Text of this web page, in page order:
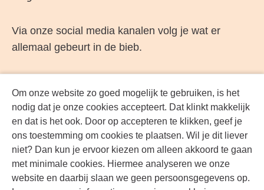
Om onze website zo goed mogelijk te gebruiken, is het
nodig dat je onze cookies accepteert. Dat klinkt makkelijk
en dat is het ook. Door op accepteren te klikken, geef je
ons toestemming om cookies te plaatsen. Wil je dit liever
niet? Dan kun je ervoor kiezen om alleen akkoord te gaan
met minimale cookies. Hiermee analyseren we onze
website en daarbij slaan we geen persoonsgegevens op.
Via onze social media kanalen volg je wat er
allemaal gebeurt in de bieb.
FacebookLinkedInInstagramYouTube